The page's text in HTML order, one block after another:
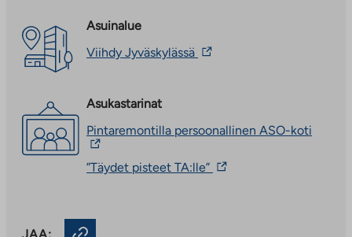
Asuinalue
Viihdy Jyväskylässä Linkki
aukeaa
uuteen
Asukastarinat
Pintaremontilla persoonallinen ASO-koti
”Täydet pisteet TA:lle” Linkki